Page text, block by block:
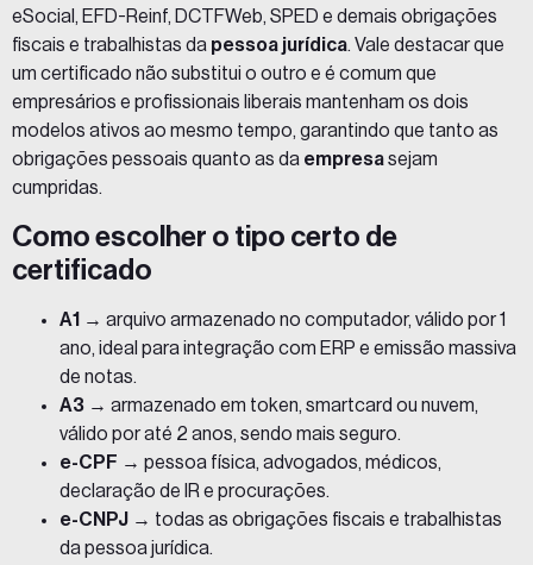
eSocial, EFD-Reinf, DCTFWeb, SPED e demais obrigações
fiscais e trabalhistas da pessoa jurídica. Vale destacar que
um certificado não substitui o outro e é comum que
empresários e profissionais liberais mantenham os dois
modelos ativos ao mesmo tempo, garantindo que tanto as
obrigações pessoais quanto as da empresasejam
cumpridas.
Como escolher o tipo certo de
certificado
A1 → arquivo armazenado no computador, válido por 1
ano, ideal para integração com ERP e emissão massiva
de notas.
A3 → armazenado em token, smartcard ou nuvem,
válido por até 2 anos, sendo mais seguro.
e-CPF → pessoa física, advogados, médicos,
declaração de IR e procurações.
e-CNPJ → todas as obrigações fiscais e trabalhistas
da pessoa jurídica.